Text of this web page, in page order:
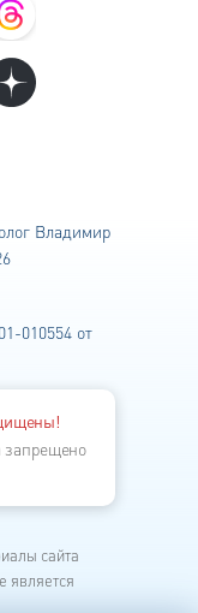
Владимир
010554 от
запрещено
сайта
является